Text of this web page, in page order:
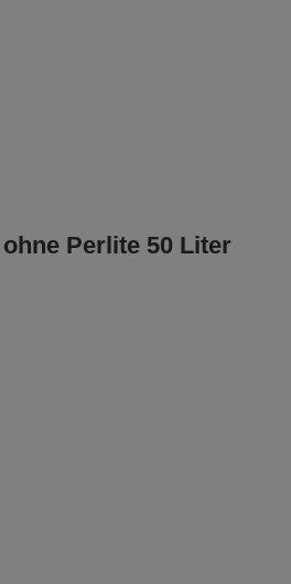
Perlite 50 Liter